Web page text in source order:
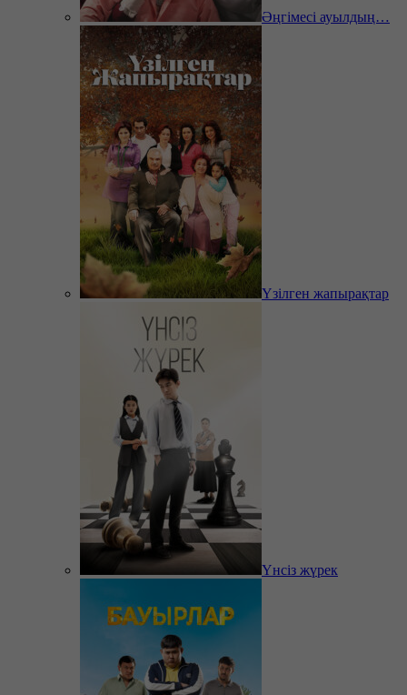
Әңгімесі ауылдың…
Үзілген жапырақтар
Үнсіз жүрек